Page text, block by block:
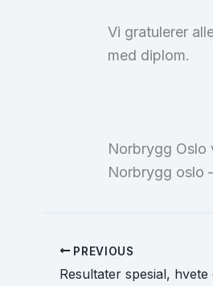
Vi gratulerer
med diplom.
Norbrygg Oslo
Norbrygg oslo
PREVIOUS
Resultater spesial, hvete